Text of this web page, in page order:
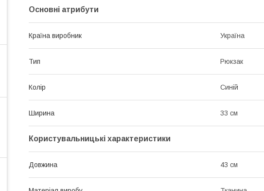
Основні атрибути
Країна виробник Україна
Тип Рюкзак
Колір Синій
Ширина 33 см
Користувальницькі характеристики
Довжина 43 см